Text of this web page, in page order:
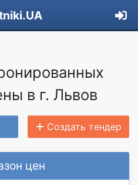
в г. Львов
Создать тендер
цен